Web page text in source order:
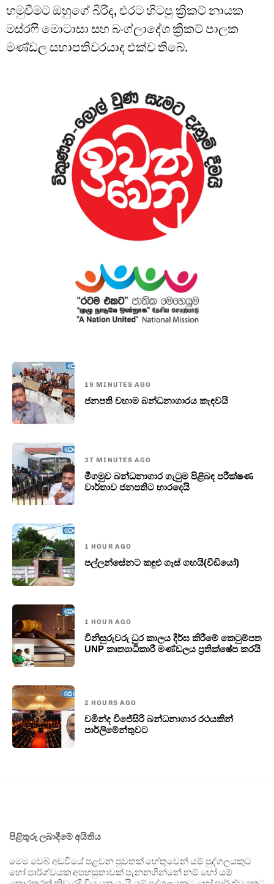
හමුවීමට ඔහුගේ බිරිද, එරට හිටපු ක්‍රිකට් නායක
මස්රෆි මොටාසා සහ බංග්ලාදේශ ක්‍රිකට් පාලක
මණ්ඩල සභාපතිවරයාද එක්ව තිබේ.
19 MINUTES AGO
ජනපති වහාම බන්ධනාගාරය කැඳවයි
37 MINUTES AGO
මීගමුව බන්ධනාගාර ගැටුම පිළිබඳ පරීක්ෂණ
වාර්තාව ජනපතිට භාරදෙයි
1 HOUR AGO
පල්ලන්සේනට කඳුළු ගෑස් ගහයි(වීඩියෝ)
1 HOUR AGO
විනිසුරුවරු ධුර කාලය දීර්ඝ කිරීමේ කෙටුම්පත
UNP කෘත්‍යාධිකාරී මණ්ඩලය ප්‍රතික්ෂේප කරයි
2 HOURS AGO
චමින්ද විජේසිරි බන්ධනාගාර රථයකින්
පාර්ලිමේන්තුවට
පිළිතුරු ලබාදීමේ අයිතිය
මෙම වෙබ් අඩවියේ පළවන පුවතක් හේතුවෙන් යම් පුද්ගලයකුට
හෝ පාර්ශ්වයක අපහසුතාවක් පැනනගින්නේ නම් හෝ යම්